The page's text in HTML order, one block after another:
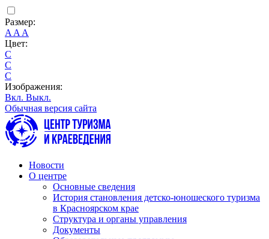
Размер:
A A A
Цвет:
C
C
C
Изображения:
Вкл. Выкл.
Обычная версия сайта
Новости
О центре
Основные сведения
История становления детско-юношеского туризма
в Красноярском крае
Структура и органы управления
Документы